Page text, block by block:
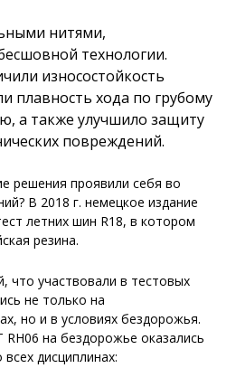
нитями,
технологии.
износостойкость
плавность хода по грубому
а также улучшило защиту
повреждений.
решения проявили себя во
В 2018 г. немецкое издание
летних шин R18, в котором
резина.
что участвовали в тестовых
не только на
но и в условиях бездорожья.
на бездорожье оказались
дисциплинах: